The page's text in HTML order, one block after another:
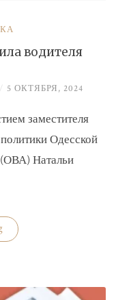
водителя
/ 5 ОКТЯБРЯ, 2024
заместителя
Одесской
Натальи
«Одесская
чиновница